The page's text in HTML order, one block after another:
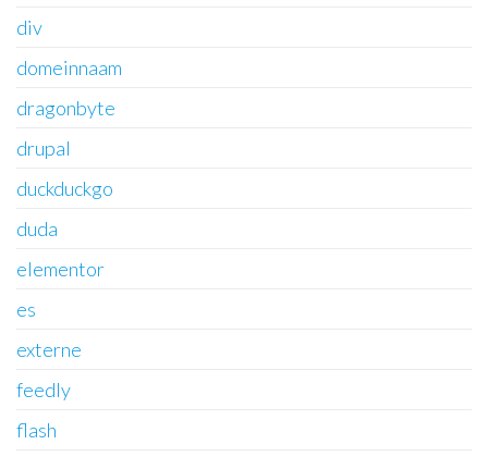
div
domeinnaam
dragonbyte
drupal
duckduckgo
duda
elementor
es
externe
feedly
flash